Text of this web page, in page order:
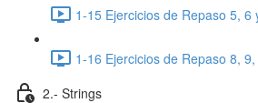
1-15 Ejercicios de Repaso 5, 6
1-16 Ejercicios de Repaso 8,
2.- Strings